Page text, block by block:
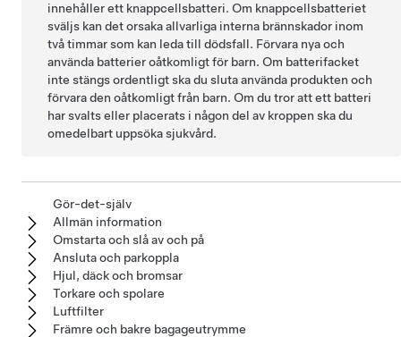
innehåller ett knappcellsbatteri. Om knappcellsbatteriet
sväljs kan det orsaka allvarliga interna brännskador inom
två timmar som kan leda till dödsfall. Förvara nya och
använda batterier oåtkomligt för barn. Om batterifacket
inte stängs ordentligt ska du sluta använda produkten och
förvara den oåtkomligt från barn. Om du tror att ett batteri
har svalts eller placerats i någon del av kroppen ska du
omedelbart uppsöka sjukvård.
Gör-det-själv
Allmän information
Omstarta och slå av och på
Ansluta och parkoppla
Hjul, däck och bromsar
Torkare och spolare
Luftfilter
Främre och bakre bagageutrymme